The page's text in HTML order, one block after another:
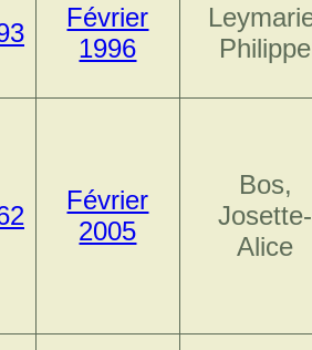
Février
1996
Philippe
Février
2005
Bos,
Josette-
Alice